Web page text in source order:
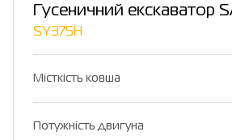
Гусеничний екскаватор
SY375H
Місткість ковша
Потужність двигуна